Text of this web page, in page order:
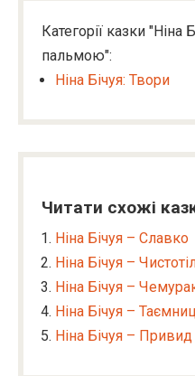
Категорії казки "Ніна
пальмою":
Ніна Бічуя: Твори
Читати схожі
Ніна Бічуя – Славко
Ніна Бічуя –
Ніна Бічуя –
Ніна Бічуя –
Ніна Бічуя – Привид